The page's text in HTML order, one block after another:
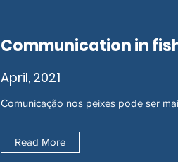
Communication in
April, 2021
Comunicação nos peixes pode ser
Read More